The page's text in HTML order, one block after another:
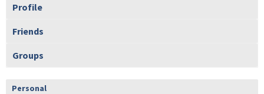
Profile
Friends
Groups
Personal